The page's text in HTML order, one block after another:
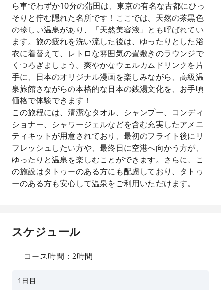
ら車でわずか10分の蒲田は、東京の有名な古都にひっ
そりと佇む隠れた名所です！ここでは、天然の茶黒色
の珍しい温泉があり、「天然美容液」とも呼ばれてい
ます。旅の疲れを洗い流した後は、ゆったりとした浴
衣に着替えて、レトロな雰囲気の畳敷きのラウンジで
くつろぎましょう。爽やかなウェルカムドリンクを片
手に、日本のオリジナル漫画を楽しみながら、高級温
泉旅館さながらの本格的な日本の銭湯文化を、お手頃
価格で体験できます！
この旅程には、清潔なタオル、シャンプー、コンディ
ショナー、シャワージェルなどを含む充実したアメニ
ティキットが用意されており、最初のフライト後にリ
フレッシュしたい方や、最終日に空港へ向かう方が、
ゆったりと温泉を楽しむことができます。さらに、こ
の施設はタトゥーのある方にも配慮しており、タトゥ
ーのある方も安心して温泉をご利用いただけます。
スケジュール
コース時間：2時間
1日目